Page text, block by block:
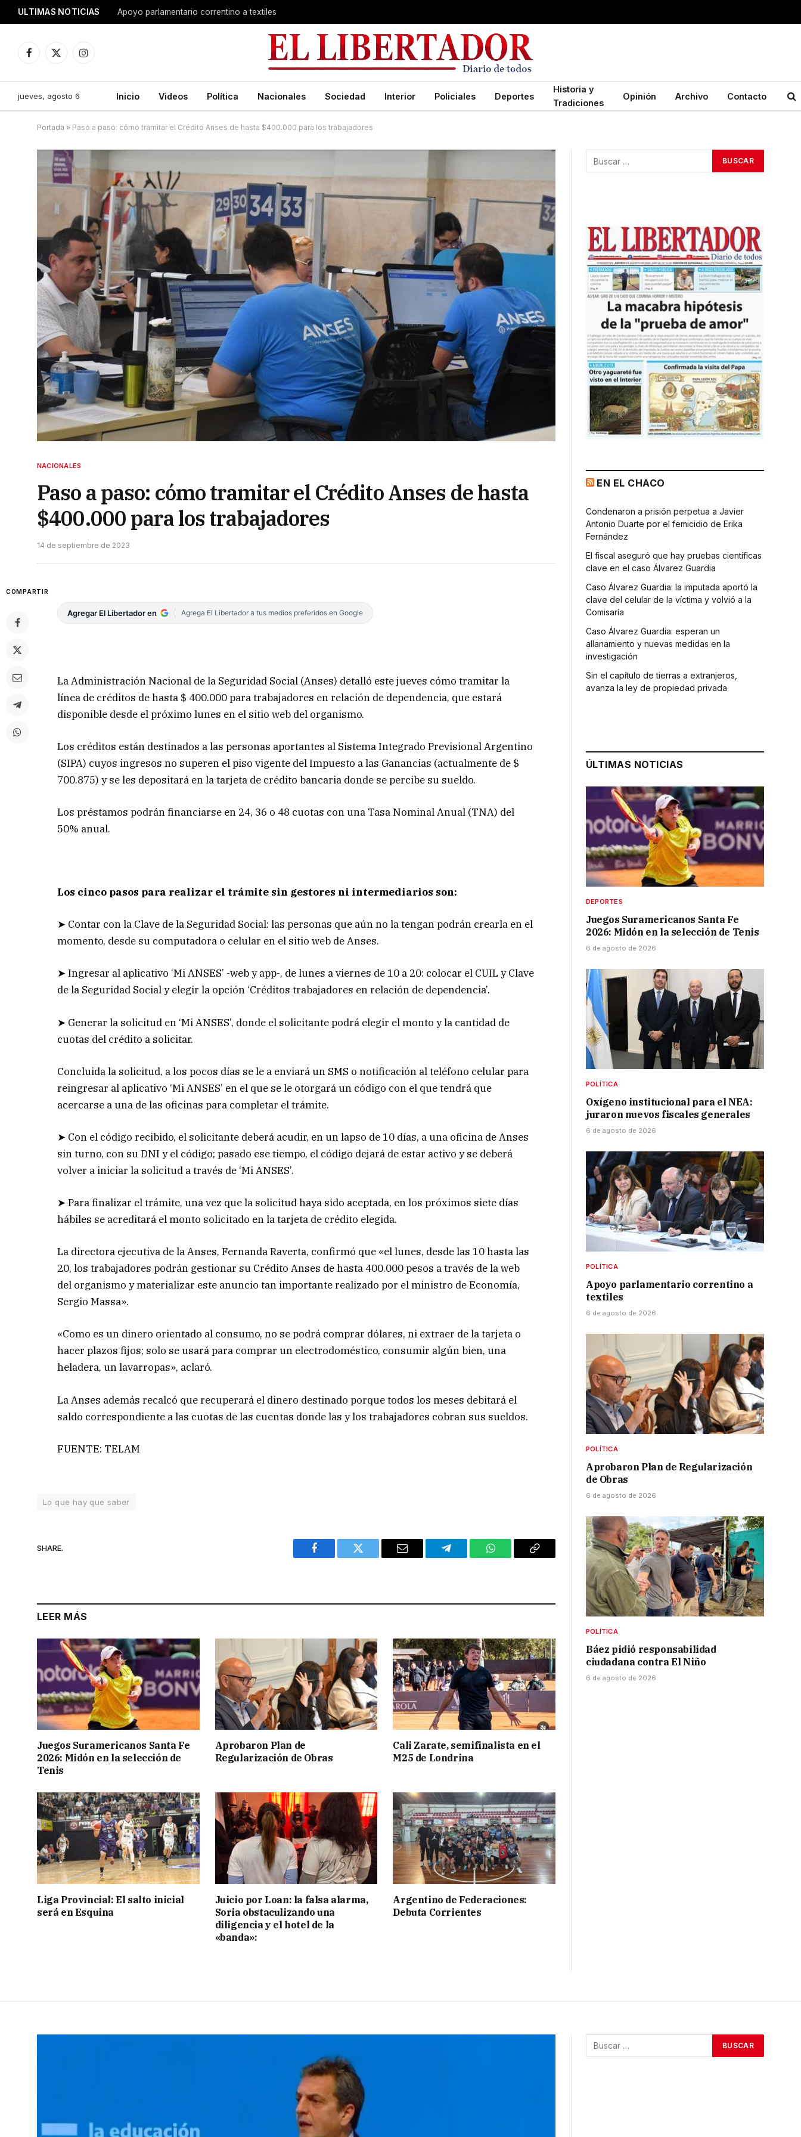
ULTIMAS NOTICIAS Apoyo parlamentario correntino a textiles
Facebook
X
Instagram
jueves, agosto 6 Inicio Videos Política Nacionales Sociedad Interior Policiales Deportes
Historia y
Tradiciones
Opinión Archivo Contacto
Portada » Paso a paso: cómo tramitar el Crédito Anses de hasta $400.000 para los trabajadores
NACIONALES
Paso a paso: cómo tramitar el Crédito Anses de hasta
$400.000 para los trabajadores
14 de septiembre de 2023
COMPARTIR
Agregar El Libertador en Agrega El Libertador a tus medios preferidos en Google
La Administración Nacional de la Seguridad Social (Anses) detalló este jueves cómo tramitar la
línea de créditos de hasta $ 400.000 para trabajadores en relación de dependencia, que estará
disponible desde el próximo lunes en el sitio web del organismo.
Los créditos están destinados a las personas aportantes al Sistema Integrado Previsional Argentino
(SIPA) cuyos ingresos no superen el piso vigente del Impuesto a las Ganancias (actualmente de $
700.875) y se les depositará en la tarjeta de crédito bancaria donde se percibe su sueldo.
Los préstamos podrán financiarse en 24, 36 o 48 cuotas con una Tasa Nominal Anual (TNA) del
50% anual.
Los cinco pasos para realizar el trámite sin gestores ni intermediarios son:
➤ Contar con la Clave de la Seguridad Social: las personas que aún no la tengan podrán crearla en el
momento, desde su computadora o celular en el sitio web de Anses.
➤ Ingresar al aplicativo ‘Mi ANSES’ -web y app-, de lunes a viernes de 10 a 20: colocar el CUIL y Clave
de la Seguridad Social y elegir la opción ‘Créditos trabajadores en relación de dependencia’.
➤ Generar la solicitud en ‘Mi ANSES’, donde el solicitante podrá elegir el monto y la cantidad de
cuotas del crédito a solicitar.
Concluida la solicitud, a los pocos días se le a enviará un SMS o notificación al teléfono celular para
reingresar al aplicativo ‘Mi ANSES’ en el que se le otorgará un código con el que tendrá que
acercarse a una de las oficinas para completar el trámite.
➤ Con el código recibido, el solicitante deberá acudir, en un lapso de 10 días, a una oficina de Anses
sin turno, con su DNI y el código; pasado ese tiempo, el código dejará de estar activo y se deberá
volver a iniciar la solicitud a través de ‘Mi ANSES’.
➤ Para finalizar el trámite, una vez que la solicitud haya sido aceptada, en los próximos siete días
hábiles se acreditará el monto solicitado en la tarjeta de crédito elegida.
La directora ejecutiva de la Anses, Fernanda Raverta, confirmó que «el lunes, desde las 10 hasta las
20, los trabajadores podrán gestionar su Crédito Anses de hasta 400.000 pesos a través de la web
del organismo y materializar este anuncio tan importante realizado por el ministro de Economía,
Sergio Massa».
«Como es un dinero orientado al consumo, no se podrá comprar dólares, ni extraer de la tarjeta o
hacer plazos fijos; solo se usará para comprar un electrodoméstico, consumir algún bien, una
heladera, un lavarropas», aclaró.
La Anses además recalcó que recuperará el dinero destinado porque todos los meses debitará el
saldo correspondiente a las cuotas de las cuentas donde las y los trabajadores cobran sus sueldos.
FUENTE: TELAM
Lo que hay que saber
SHARE.
Facebook Twitter Email Telegram WhatsAppCopy
LEER MÁS
Juegos Suramericanos Santa Fe
2026: Midón en la selección de
Tenis
Aprobaron Plan de
Regularización de Obras
Cali Zarate, semifinalista en el
M25 de Londrina
Liga Provincial: El salto inicial
será en Esquina
Juicio por Loan: la falsa alarma,
Soria obstaculizando una
diligencia y el hotel de la
«banda»:
Argentino de Federaciones:
Debuta Corrientes
EN EL CHACO
Condenaron a prisión perpetua a Javier
Antonio Duarte por el femicidio de Erika
Fernández
El fiscal aseguró que hay pruebas científicas
clave en el caso Álvarez Guardia
Caso Álvarez Guardia: la imputada aportó la
clave del celular de la víctima y volvió a la
Comisaría
Caso Álvarez Guardia: esperan un
allanamiento y nuevas medidas en la
investigación
Sin el capítulo de tierras a extranjeros,
avanza la ley de propiedad privada
ÚLTIMAS NOTICIAS
DEPORTES
Juegos Suramericanos Santa Fe
2026: Midón en la selección de Tenis
6 de agosto de 2026
POLÍTICA
Oxígeno institucional para el NEA:
juraron nuevos fiscales generales
6 de agosto de 2026
POLÍTICA
Apoyo parlamentario correntino a
textiles
6 de agosto de 2026
POLÍTICA
Aprobaron Plan de Regularización
de Obras
6 de agosto de 2026
POLÍTICA
Báez pidió responsabilidad
ciudadana contra El Niño
6 de agosto de 2026